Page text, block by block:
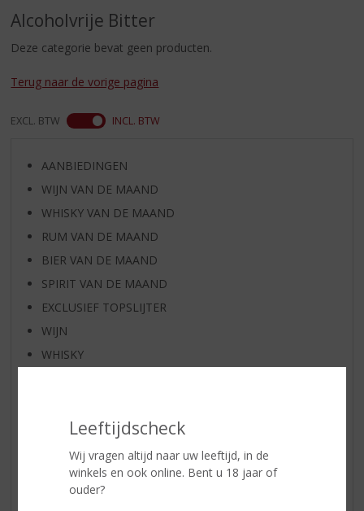
p
i
g
a
Leeftijdscheck
Wij vragen altijd naar uw leeftijd, in de
winkels en ook online. Bent u 18 jaar of
ouder?
Alcoholvrije Bitter
Deze categorie bevat geen producten.
Terug naar de vorige pagina
EXCL. BTW INCL. BTW
AANBIEDINGEN
WIJN VAN DE MAAND
WHISKY VAN DE MAAND
RUM VAN DE MAAND
BIER VAN DE MAAND
SPIRIT VAN DE MAAND
EXCLUSIEF TOPSLIJTER
WIJN
WHISKY
GEDISTILLEERD OVERIG
SHOTJES
KANT EN KLAAR
FRISDRANK